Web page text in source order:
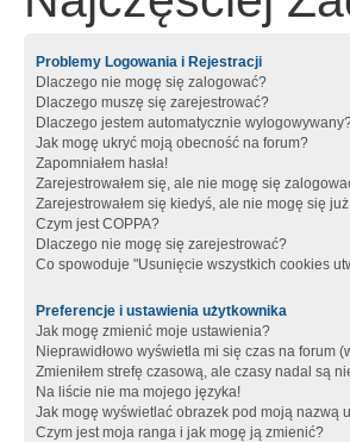
Problemy Logowania i Rejestracji
Dlaczego nie mogę się zalogować?
Dlaczego muszę się zarejestrować?
Dlaczego jestem automatycznie
Jak mogę ukryć moją obecność na forum?
Zapomniałem hasła!
Zarejestrowałem się, ale nie mogę się
Zarejestrowałem się kiedyś, ale nie mogę się
Czym jest COPPA?
Dlaczego nie mogę się zarejestrować?
Co spowoduje "Usunięcie wszystkich cookies
Preferencje i ustawienia użytkownika
Jak mogę zmienić moje ustawienia?
Nieprawidłowo wyświetla mi się czas na forum
Zmieniłem strefę czasową, ale czasy nadal są
Na liście nie ma mojego języka!
Jak mogę wyświetlać obrazek pod moją nazwą
Czym jest moja ranga i jak mogę ją zmienić?